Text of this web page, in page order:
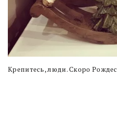
Крепитесь, люди. Скоро